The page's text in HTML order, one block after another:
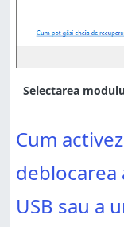
Cum
USB sau a